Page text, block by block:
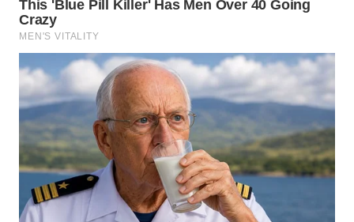
SAMOSIR
WN
PADANG
LAWAS
WN
SUMEDANG
WN
CIANJUR